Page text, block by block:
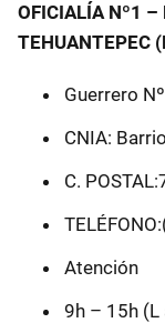
OFICIALÍA Nº1 –
TEHUANTEPEC
Guerrero
CNIA:
C.
Atención
9h – 15h (L